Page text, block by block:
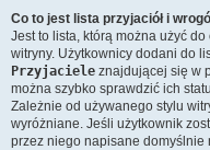
Co to jest lista przyjaciół i
Jest to lista, którą można użyć
witryny. Użytkownicy dodani do
Przyjaciele znajdującej się w
można szybko sprawdzić ich
Zależnie od używanego stylu
wyróżniane. Jeśli użytkownik
przez niego napisane domyślnie